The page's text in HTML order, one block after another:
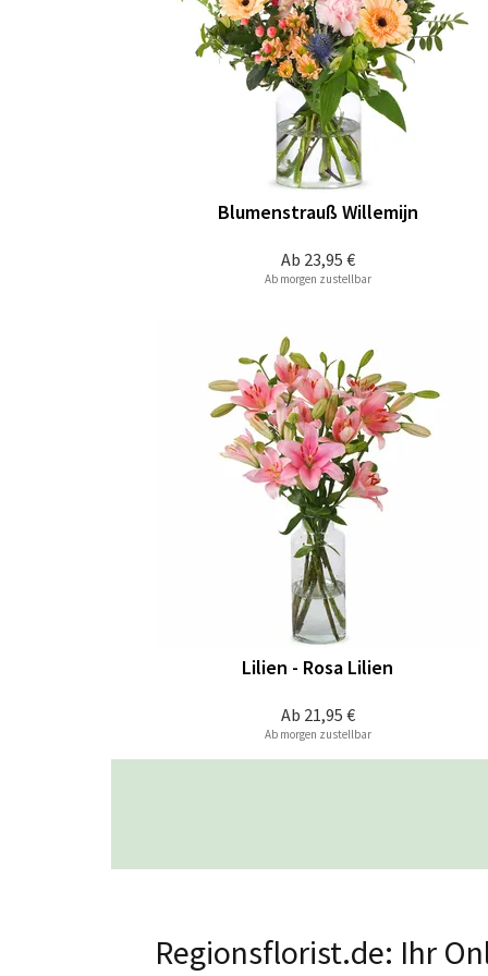
Ab 23,95 €
Blumenstrauß Willemijn
Ab morgen zustellbar
Ab 21,95 €
Lilien - Rosa Lilien
Ab morgen zustellbar
Regionsflorist.de: Ihr